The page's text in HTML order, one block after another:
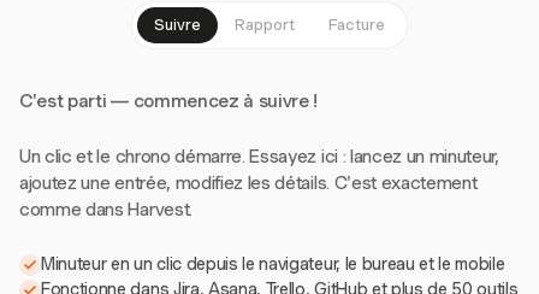
Suivre Rapport Facture
C'est parti — commencez à suivre !
Un clic et le chrono démarre. Essayez ici : lancez un minuteur,
ajoutez une entrée, modifiez les détails. C'est exactement
comme dans Harvest.
Minuteur en un clic depuis le navigateur, le bureau et le mobile
Fonctionne dans Jira, Asana, Trello, GitHub et plus de 50 outils